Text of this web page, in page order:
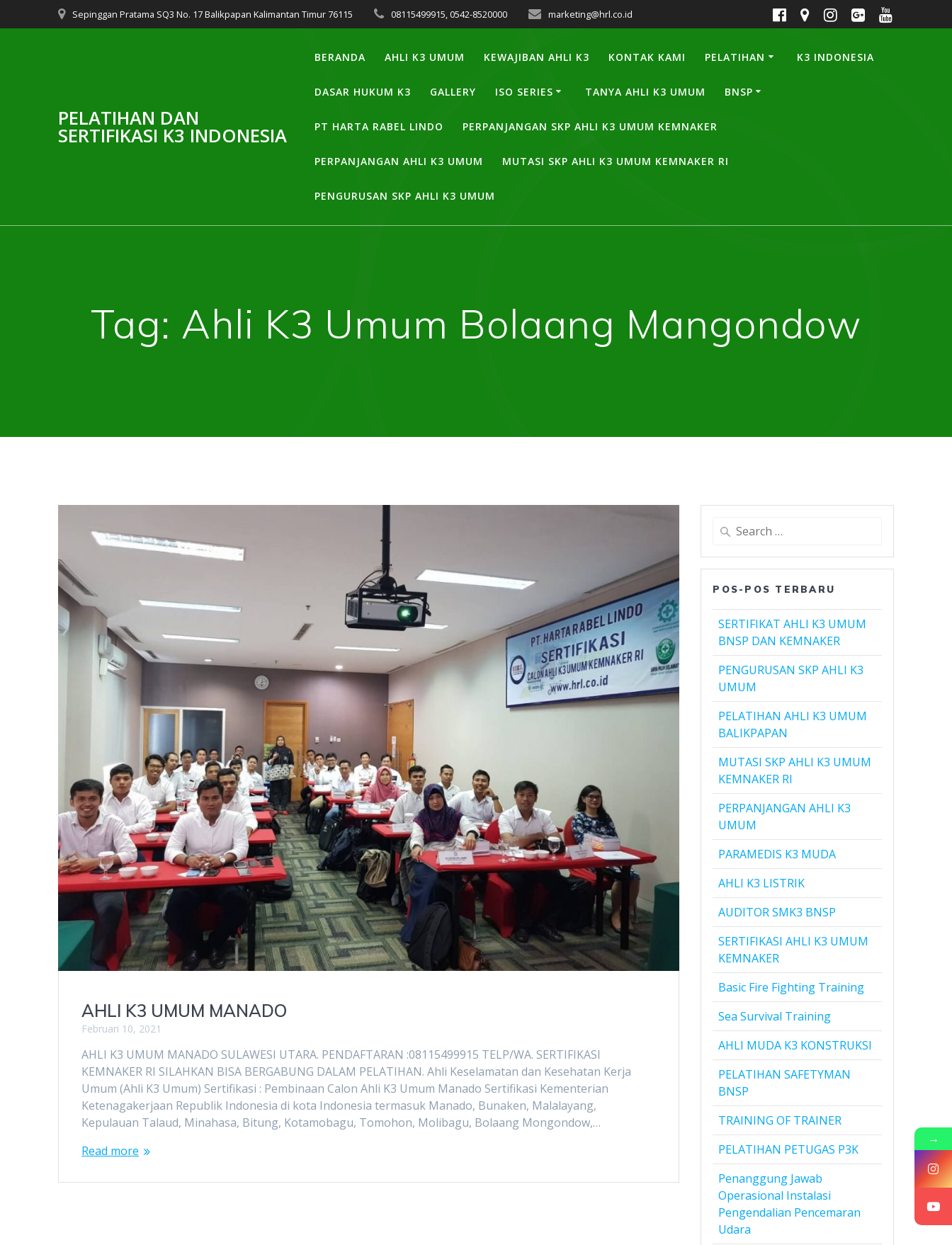
to
Sepinggan Pratama SQ3 No. 17 Balikpapan Kalimantan Timur 76115 08115499915, 0542-8520000 marketing@hrl.co.id
PELATIHAN DAN
SERTIFIKASI K3 INDONESIA
BERANDA AHLI K3 UMUM KEWAJIBAN AHLI K3 KONTAK KAMI PELATIHAN K3 INDONESIA
DASAR HUKUM K3 GALLERY ISO SERIES TANYA AHLI K3 UMUM BNSP
PT HARTA RABEL LINDO PERPANJANGAN SKP AHLI K3 UMUM KEMNAKER
PERPANJANGAN AHLI K3 UMUM MUTASI SKP AHLI K3 UMUM KEMNAKER RI
PENGURUSAN SKP AHLI K3 UMUM
Tag: Ahli K3 Umum Bolaang Mangondow
AHLI K3 UMUM MANADO
Februari 10, 2021
AHLI K3 UMUM MANADO SULAWESI UTARA. PENDAFTARAN :08115499915 TELP/WA. SERTIFIKASI
KEMNAKER RI SILAHKAN BISA BERGABUNG DALAM PELATIHAN. Ahli Keselamatan dan Kesehatan Kerja
Umum (Ahli K3 Umum) Sertifikasi : Pembinaan Calon Ahli K3 Umum Manado Sertifikasi Kementerian
Ketenagakerjaan Republik Indonesia di kota Indonesia termasuk Manado, Bunaken, Malalayang,
Kepulauan Talaud, Minahasa, Bitung, Kotamobagu, Tomohon, Molibagu, Bolaang Mongondow,…
Read more
Search
POS-POS TERBARU
SERTIFIKAT AHLI K3 UMUM
BNSP DAN KEMNAKER
PENGURUSAN SKP AHLI K3
UMUM
PELATIHAN AHLI K3 UMUM
BALIKPAPAN
MUTASI SKP AHLI K3 UMUM
KEMNAKER RI
PERPANJANGAN AHLI K3
UMUM
PARAMEDIS K3 MUDA
AHLI K3 LISTRIK
AUDITOR SMK3 BNSP
SERTIFIKASI AHLI K3 UMUM
KEMNAKER
Basic Fire Fighting Training
Sea Survival Training
AHLI MUDA K3 KONSTRUKSI
PELATIHAN SAFETYMAN
BNSP
TRAINING OF TRAINER
PELATIHAN PETUGAS P3K
Penanggung Jawab
Operasional Instalasi
Pengendalian Pencemaran
Udara
→